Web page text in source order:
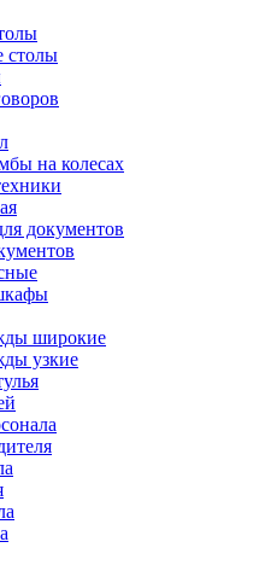
столы
на колесах
документов
широкие
узкие